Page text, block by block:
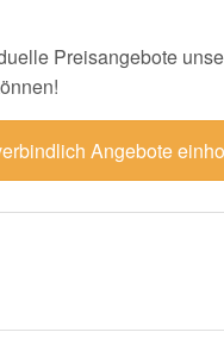
Preisangebote
Angebote